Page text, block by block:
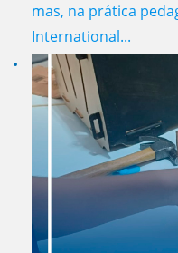
mas, na prática
International...